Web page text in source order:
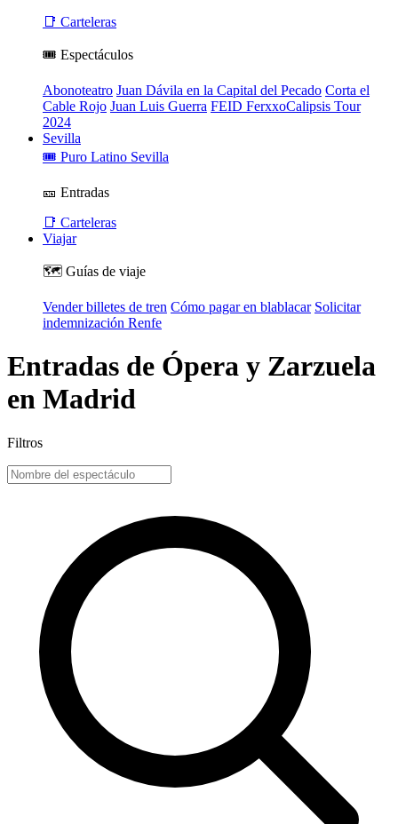
📑 Carteleras
🎟️ Espectáculos
Abonoteatro Juan Dávila en la Capital del Pecado Corta el
Cable Rojo Juan Luis Guerra FEID FerxxoCalipsis Tour
2024
Sevilla
🎟️ Puro Latino Sevilla
🎫 Entradas
📑 Carteleras
Viajar
🗺️ Guías de viaje
Vender billetes de tren Cómo pagar en blablacar Solicitar
indemnización Renfe
Entradas de Ópera y Zarzuela
en Madrid
Filtros